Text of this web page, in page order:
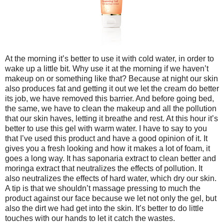
At the morning it’s better to use it with cold water, in order to
wake up a little bit. Why use it at the morning if we haven’t
makeup on or something like that? Because at night our skin
also produces fat and getting it out we let the cream do better
its job, we have removed this barrier. And before going bed,
the same, we have to clean the makeup and all the pollution
that our skin haves, letting it breathe and rest. At this hour it’s
better to use this gel with warm water. I have to say to you
that I’ve used this product and have a good opinion of it. It
gives you a fresh looking and how it makes a lot of foam, it
goes a long way. It has saponaria extract to clean better and
moringa extract that neutralizes the effects of pollution. It
also neutralizes the effects of hard water, which dry our skin.
A tip is that we shouldn’t massage pressing to much the
product against our face because we let not only the gel, but
also the dirt we had get into the skin. It’s better to do little
touches with our hands to let it catch the wastes.